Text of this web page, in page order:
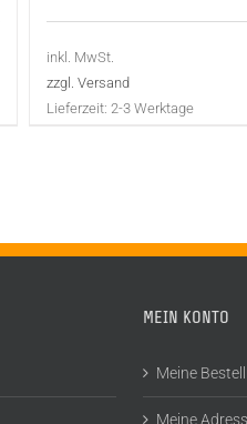
inkl. MwSt.
zzgl. Versand
Lieferzeit: 2-3 Werktage
MEIN KONTO
Meine
Meine